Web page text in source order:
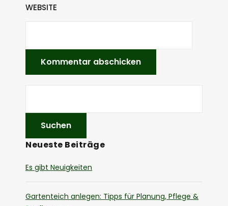
WEBSITE
Neueste Beiträge
Es gibt Neuigkeiten
Gartenteich anlegen: Tipps für Planung, Pflege &